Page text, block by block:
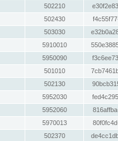
502210
502430
503030
5910010
5950090
501010
502130
5952030
5952060
5970013
502370